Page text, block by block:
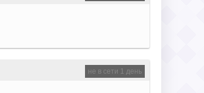
не в сети 1 день